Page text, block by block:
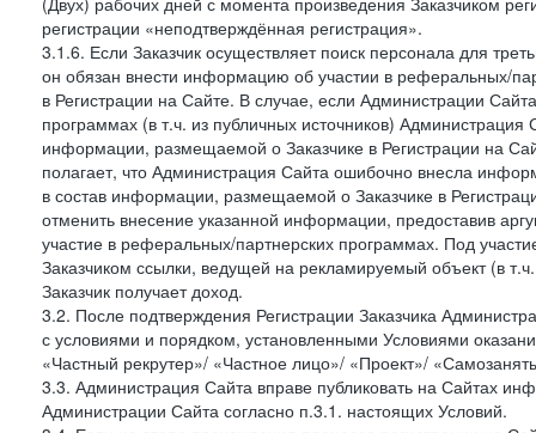
регистрации «неподтверждённая регистрация».
3.1.6. Если Заказчик осуществляет поиск персонала для
он обязан внести информацию об участии в реферальных/
в Регистрации на Сайте. В случае, если Администрации
программах (в т.ч. из публичных источников)
информации, размещаемой о Заказчике в Регистрации на
полагает, что Администрация Сайта ошибочно внесла
в состав информации, размещаемой о Заказчике в
отменить внесение указанной информации, предоставив
участие в реферальных/партнерских программах. Под
Заказчиком ссылки, ведущей на рекламируемый объект (в
Заказчик получает доход.
3.2. После подтверждения Регистрации Заказчика
с условиями и порядком, установленными Условиями
«Частный рекрутер»/ «Частное лицо»/ «Проект»/
3.3. Администрация Сайта вправе публиковать на Сайтах
Администрации Сайта согласно п.3.1. настоящих Условий.